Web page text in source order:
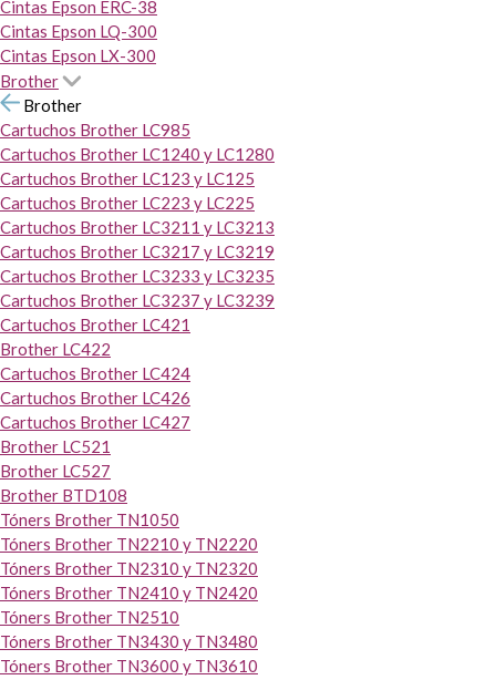
Cintas Epson ERC-38
Cintas Epson LQ-300
Cintas Epson LX-300
Brother
Brother
Cartuchos Brother LC985
Cartuchos Brother LC1240 y LC1280
Cartuchos Brother LC123 y LC125
Cartuchos Brother LC223 y LC225
Cartuchos Brother LC3211 y LC3213
Cartuchos Brother LC3217 y LC3219
Cartuchos Brother LC3233 y LC3235
Cartuchos Brother LC3237 y LC3239
Cartuchos Brother LC421
Brother LC422
Cartuchos Brother LC424
Cartuchos Brother LC426
Cartuchos Brother LC427
Brother LC521
Brother LC527
Brother BTD108
Tóners Brother TN1050
Tóners Brother TN2210 y TN2220
Tóners Brother TN2310 y TN2320
Tóners Brother TN2410 y TN2420
Tóners Brother TN2510
Tóners Brother TN3430 y TN3480
Tóners Brother TN3600 y TN3610